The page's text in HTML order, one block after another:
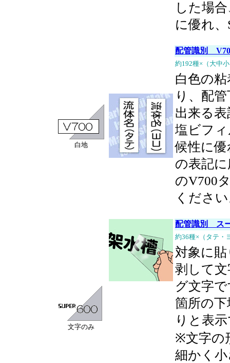
した場
に優れ
白地
配管識別
約192種×（大中
白色の
り、配
出来る
塩ビフ
候性に
の表記
のV700
くださ
文字のみ
配管識別 ス
約36種×（タテ・
対象に
剥して
グ文字
箇所の
りと表
※文字の
細かく